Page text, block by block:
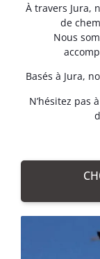
À travers Jura,
de
Nous
Basés à Jura,
N’hésitez pas